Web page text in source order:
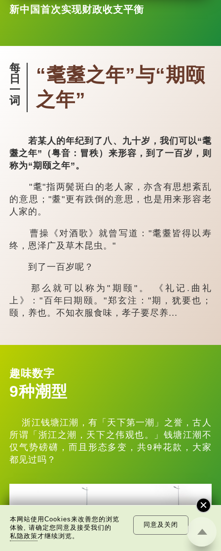
新中国首次实现财政收支平衡
每
日
一
词
“耄耋之年”与“期颐
之年”
若某人的年纪到了八、九十岁，我们可以“耄
耋之年”（粤音：冒秩）来形容，到了一百岁，则
称为“期颐之年”。
"耄"指两鬓斑白的老人家，亦含有思想紊乱
的意思；"耋"更有跌倒的意思，也是用来形容老
人家的。
曹操《对酒歌》就曾写道："耄耋皆得以寿
终，恩泽广及草木昆虫。"
到了一百岁呢？
那么就可以称为"期颐"。 《礼记.曲礼
上》："百年曰期颐。"郑玄注："期，犹要也；
颐，养也。不知衣服食味，孝子要尽养...
趣味数字
9种潮型
浙江钱塘江潮，有「天下第一潮」之誉，古人
所谓「浙江之潮，天下之伟观也。」钱塘江潮不
仅气势磅礴，而且形态多变，共9种花款，大家
都见过吗？
本网站使用Cookies来改善您的浏览
体验, 请确定您同意及接受我们的
私隐政策才继续浏览。
同意及关闭